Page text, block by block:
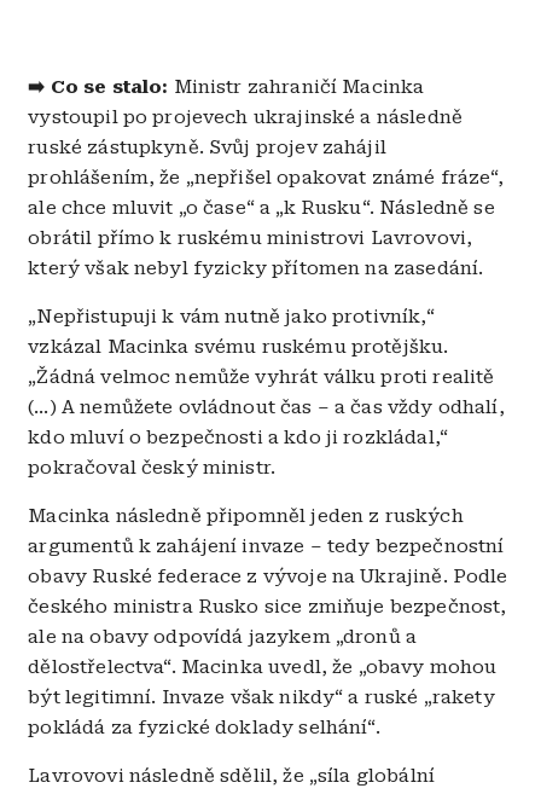
➡️ Co se stalo: Ministr zahraničí Macinka
vystoupil po projevech ukrajinské a následně
ruské zástupkyně. Svůj projev zahájil
prohlášením, že „nepřišel opakovat známé fráze“,
ale chce mluvit „o čase“ a „k Rusku“. Následně se
obrátil přímo k ruskému ministrovi Lavrovovi,
který však nebyl fyzicky přítomen na zasedání.
„Nepřistupuji k vám nutně jako protivník,“
vzkázal Macinka svému ruskému protějšku.
„Žádná velmoc nemůže vyhrát válku proti realitě
(…) A nemůžete ovládnout čas – a čas vždy odhalí,
kdo mluví o bezpečnosti a kdo ji rozkládal,“
pokračoval český ministr.
Macinka následně připomněl jeden z ruských
argumentů k zahájení invaze – tedy bezpečnostní
obavy Ruské federace z vývoje na Ukrajině. Podle
českého ministra Rusko sice zmiňuje bezpečnost,
ale na obavy odpovídá jazykem „dronů a
dělostřelectva“. Macinka uvedl, že „obavy mohou
být legitimní. Invaze však nikdy“ a ruské „rakety
pokládá za fyzické doklady selhání“.
Lavrovovi následně sdělil, že „síla globální